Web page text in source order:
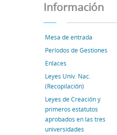
Información
Mesa de entrada
Períodos de Gestiones
Enlaces
Leyes Univ. Nac.
(Recopilación)
Leyes de Creación y
primeros estatutos
aprobados en las tres
universidades